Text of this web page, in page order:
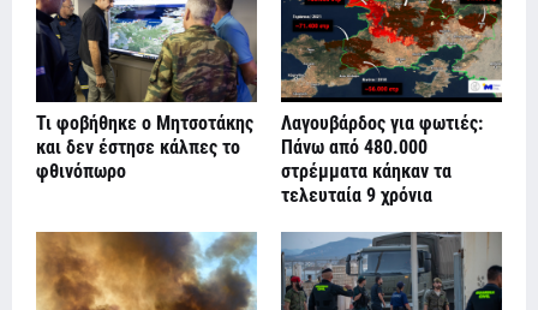
Τι φοβήθηκε ο Μητσοτάκης
και δεν έστησε κάλπες το
φθινόπωρο
Λαγουβάρδος για φωτιές:
Πάνω από 480.000
στρέμματα κάηκαν τα
τελευταία 9 χρόνια